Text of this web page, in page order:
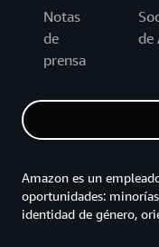
Notas
de
prensa
de
Amazon es un
oportunidades:
identidad de género,